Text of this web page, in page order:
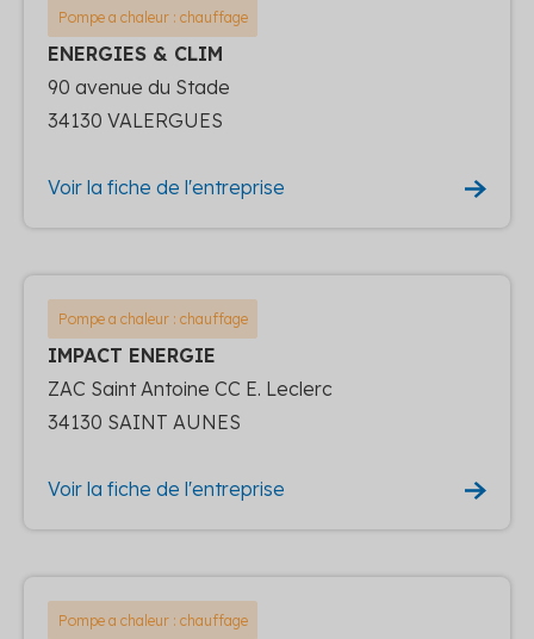
Pompe a chaleur : chauffage
ENERGIES & CLIM
90 avenue du Stade
34130 VALERGUES
Voir la fiche de l'entreprise
Pompe a chaleur : chauffage
IMPACT ENERGIE
ZAC Saint Antoine CC E. Leclerc
34130 SAINT AUNES
Voir la fiche de l'entreprise
Pompe a chaleur : chauffage